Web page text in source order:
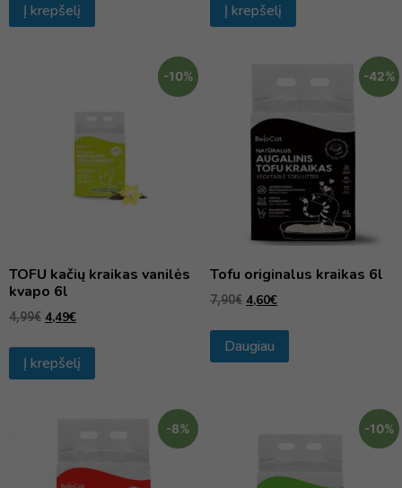
Į krepšelį Į krepšelį
-10%
TOFU kačių kraikas vanilės
kvapo 6l
4,99€ 4,49€
Į krepšelį
-42%
Tofu originalus kraikas 6l
7,90€ 4,60€
Daugiau
-8% -10%